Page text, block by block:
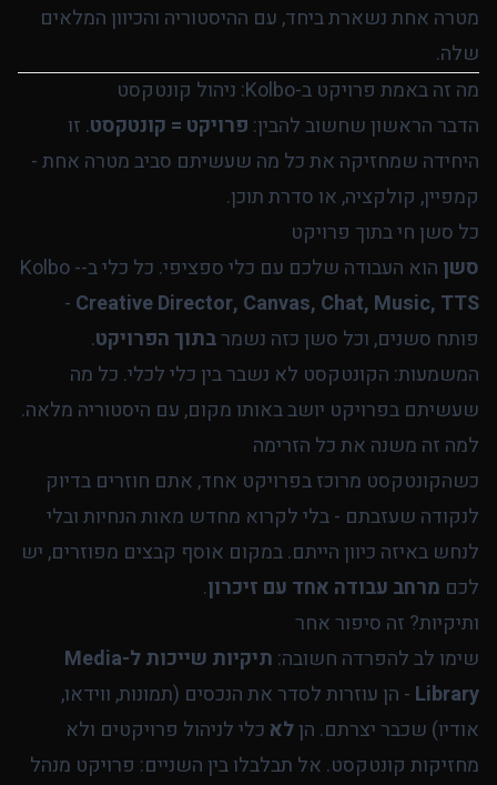
מטרה אחת נשארת ביחד, עם ההיסטוריה והכיוון המלאים
שלה.
מה זה באמת פרויקט ב-Kolbo: ניהול קונטקסט
הדבר הראשון שחשוב להבין: פרויקט = קונטקסט. זו
היחידה שמחזיקה את כל מה שעשיתם סביב מטרה אחת -
קמפיין, קולקציה, או סדרת תוכן.
כל סשן חי בתוך פרויקט
סשן הוא העבודה שלכם עם כלי ספציפי. כל כלי ב-Kolbo -
Creative Director, Canvas, Chat, Music, TTS
-
פותח סשנים, וכל סשן כזה נשמרבתוך הפרויקט.
המשמעות: הקונטקסט לא נשבר בין כלי לכלי. כל מה
שעשיתם בפרויקט יושב באותו מקום, עם היסטוריה מלאה.
למה זה משנה את כל הזרימה
כשהקונטקסט מרוכז בפרויקט אחד, אתם חוזרים בדיוק
לנקודה שעזבתם - בלי לקרוא מחדש מאות הנחיות ובלי
לנחש באיזה כיוון הייתם. במקום אוסף קבצים מפוזרים, יש
לכם מרחב עבודה אחד עם זיכרון.
ותיקיות? זה סיפור אחר
שימו לב להפרדה חשובה:
תיקיות שייכות ל-Media
Library - הן עוזרות לסדר את הנכסים (תמונות, ווידאו,
אודיו) שכבר יצרתם. הןלא כלי לניהול פרויקטים ולא
מחזיקות קונטקסט. אל תבלבלו בין השניים: פרויקט מנהל